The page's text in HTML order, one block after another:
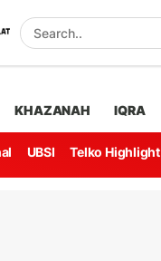
KHAZANAH IQRA
UBSI Telko Highlight